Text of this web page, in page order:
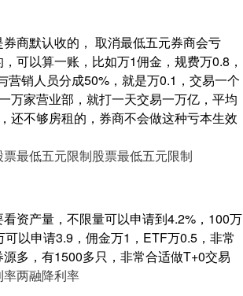
商默认收的， 取消最低五元券商会亏
可以算一账，比如万1佣金，规费万0.8，
营销人员分成50%，就是万0.1，交易一个
万家营业部，就打一天交易一万亿，平均
还不够房租的，券商不会做这种亏本生效
票最低五元限制股票最低五元限制
资产量，不限量可以申请到4.2%，100万
以申请3.9，佣金万1，ETF万0.5，非常
多，有1500多只，非常合适做T+0交易
率两融降利率